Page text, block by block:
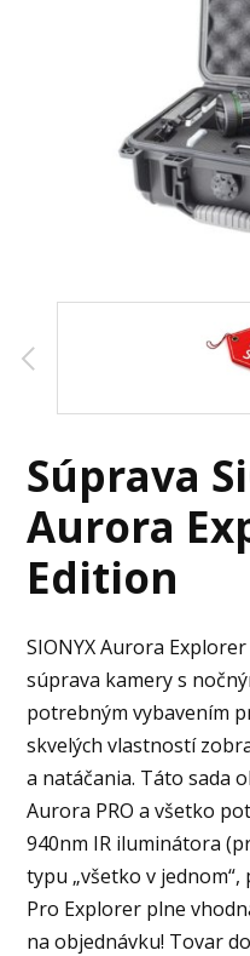
Súprava
Aurora
Edition
SIONYX Aurora
súprava kamery s
potrebným vybavením
skvelých vlastností
a natáčania. Táto sada
Aurora PRO a všetko
940nm IR iluminátora
typu „všetko v
Pro Explorer plne
na objednávku! Tovar